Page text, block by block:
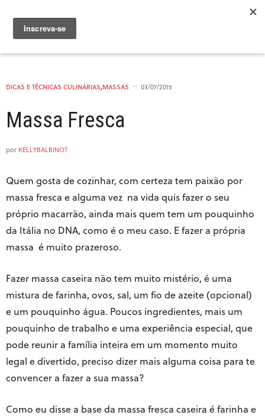
DICAS E TÉCNICAS CULINÁRIAS,MASSAS 03/07/2015
Massa Fresca
por KELLYBALBINOT
Quem gosta de cozinhar, com certeza tem paixão por
massa fresca e alguma vez na vida quis fazer o seu
próprio macarrão, ainda mais quem tem um pouquinho
da Itália no DNA, como é o meu caso. E fazer a própria
massa é muito prazeroso.
Fazer massa caseira não tem muito mistério, é uma
mistura de farinha, ovos, sal, um fio de azeite (opcional)
e um pouquinho água. Poucos ingredientes, mais um
pouquinho de trabalho e uma experiência especial, que
pode reunir a família inteira em um momento muito
legal e divertido, preciso dizer mais alguma coisa para te
convencer a fazer a sua massa?
Como eu disse a base da massa fresca caseira é farinha e